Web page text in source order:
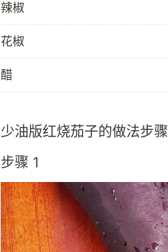
辣椒
花椒
醋
少油版红烧茄子的做法步骤
步骤 1